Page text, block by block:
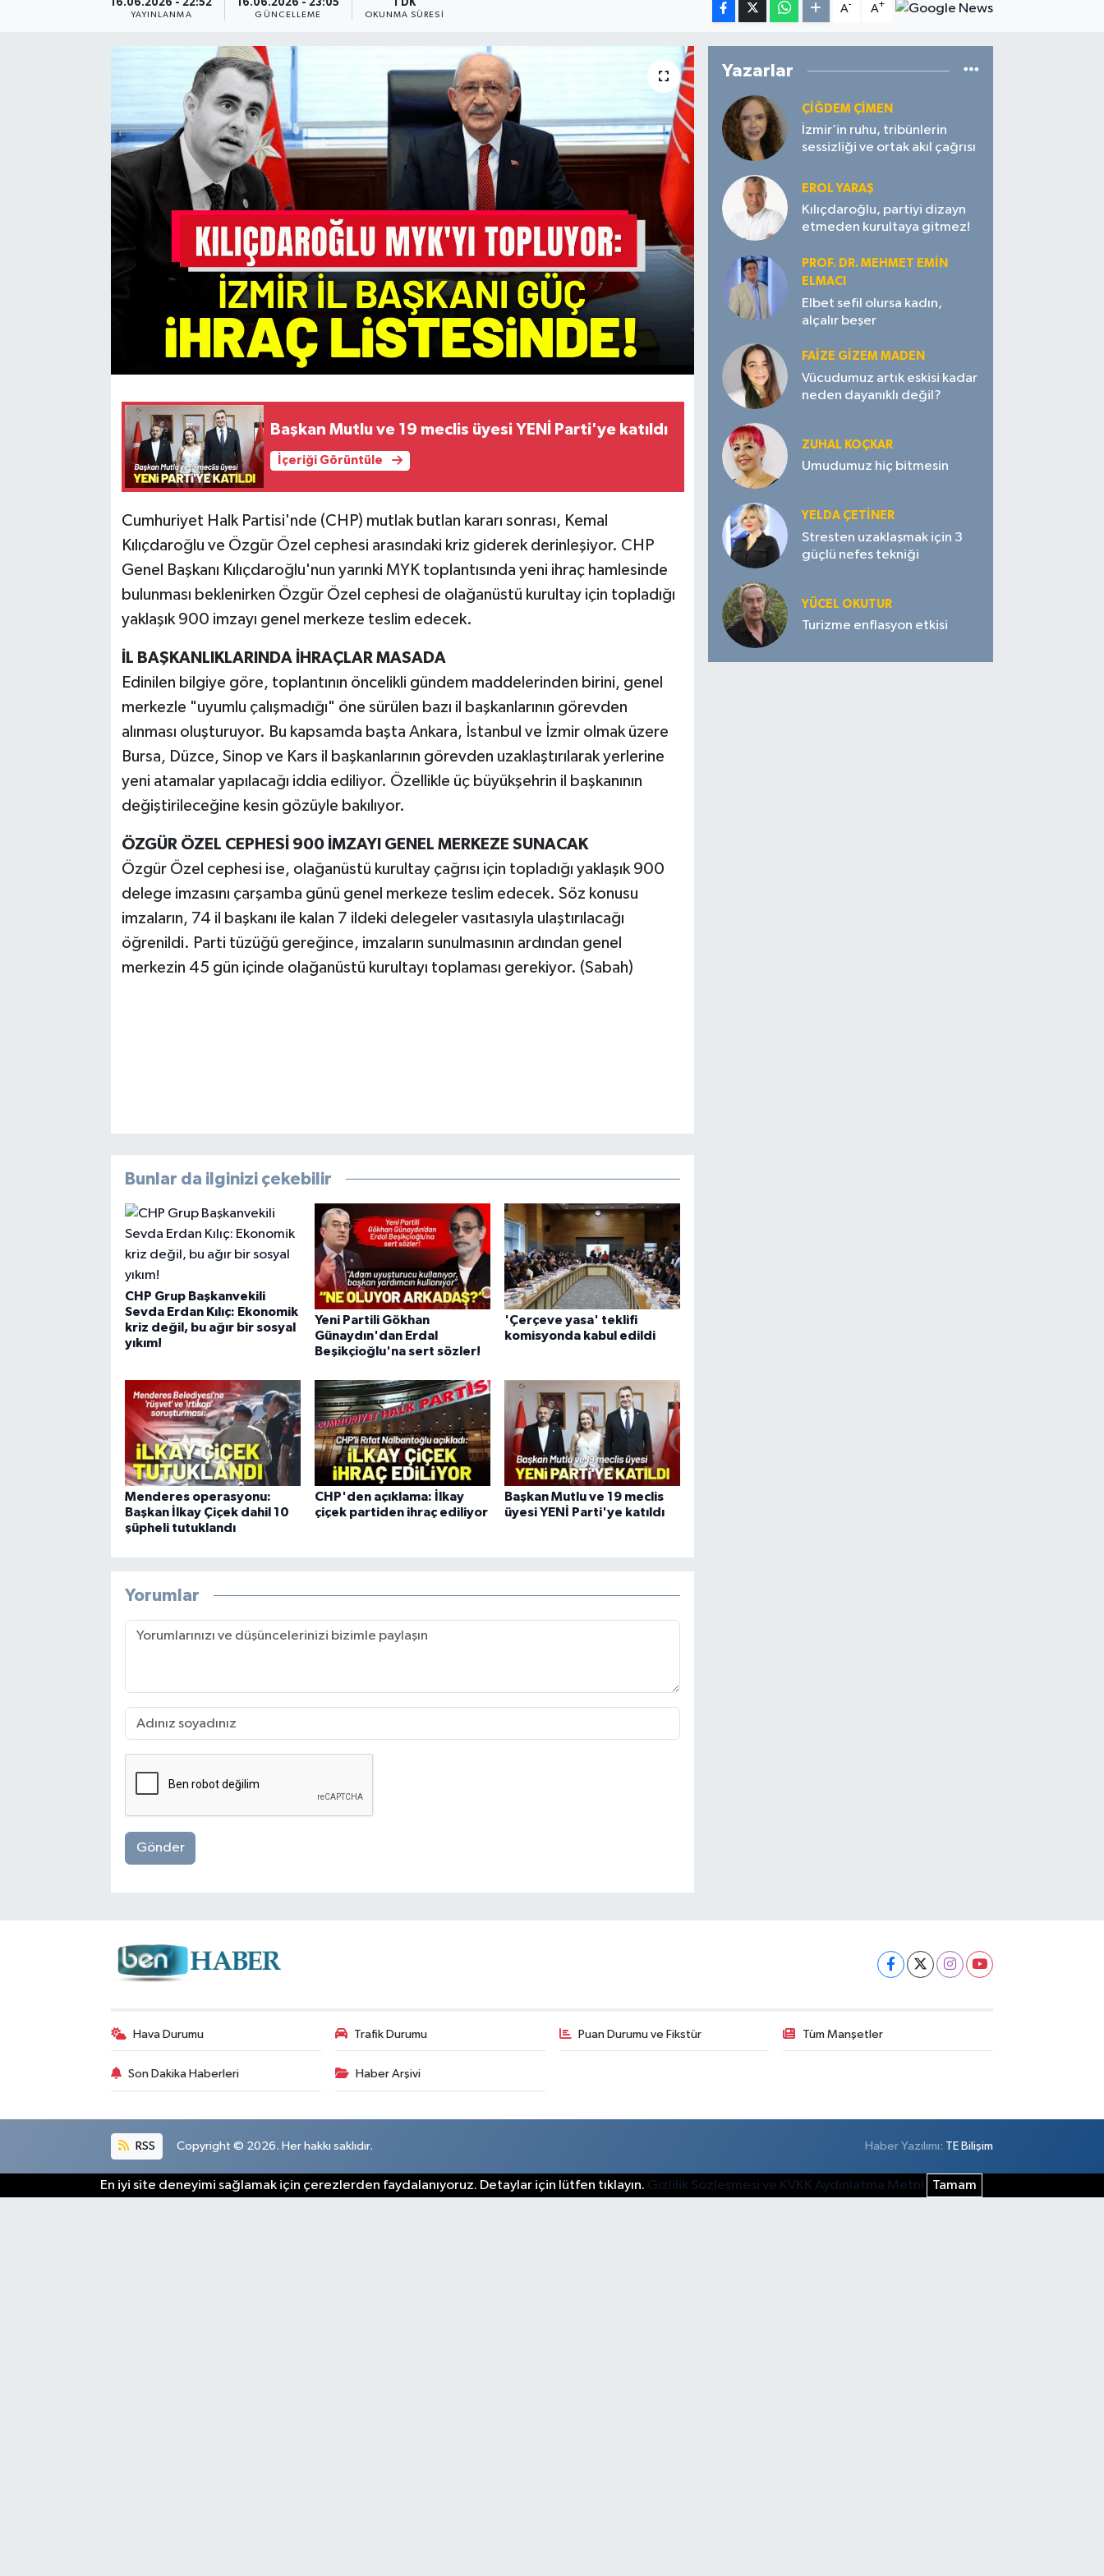
16.06.2026 - 22:52
YAYINLANMA
16.06.2026 - 23:05
GÜNCELLEME
1 DK
OKUNMA SÜRESI
A- A+
Başkan Mutlu ve 19 meclis üyesi YENİ Parti'ye katıldı
İçeriği Görüntüle
Cumhuriyet Halk Partisi'nde (CHP) mutlak butlan kararı sonrası, Kemal
Kılıçdaroğlu ve Özgür Özel cephesi arasındaki kriz giderek derinleşiyor. CHP
Genel Başkanı Kılıçdaroğlu'nun yarınki MYK toplantısında yeni ihraç hamlesinde
bulunması beklenirken Özgür Özel cephesi de olağanüstü kurultay için topladığı
yaklaşık 900 imzayı genel merkeze teslim edecek.
İL BAŞKANLIKLARINDA İHRAÇLAR MASADA
Edinilen bilgiye göre, toplantının öncelikli gündem maddelerinden birini, genel
merkezle "uyumlu çalışmadığı" öne sürülen bazı il başkanlarının görevden
alınması oluşturuyor. Bu kapsamda başta Ankara, İstanbul ve İzmir olmak üzere
Bursa, Düzce, Sinop ve Kars il başkanlarının görevden uzaklaştırılarak yerlerine
yeni atamalar yapılacağı iddia ediliyor. Özellikle üç büyükşehrin il başkanının
değiştirileceğine kesin gözüyle bakılıyor.
ÖZGÜR ÖZEL CEPHESİ 900 İMZAYI GENEL MERKEZE SUNACAK
Özgür Özel cephesi ise, olağanüstü kurultay çağrısı için topladığı yaklaşık 900
delege imzasını çarşamba günü genel merkeze teslim edecek. Söz konusu
imzaların, 74 il başkanı ile kalan 7 ildeki delegeler vasıtasıyla ulaştırılacağı
öğrenildi. Parti tüzüğü gereğince, imzaların sunulmasının ardından genel
merkezin 45 gün içinde olağanüstü kurultayı toplaması gerekiyor. (Sabah)
Bunlar da ilginizi çekebilir
CHP Grup Başkanvekili
Sevda Erdan Kılıç: Ekonomik
kriz değil, bu ağır bir sosyal
yıkım!
Yeni Partili Gökhan
Günaydın'dan Erdal
Beşikçioğlu'na sert sözler!
'Çerçeve yasa' teklifi
komisyonda kabul edildi
Menderes operasyonu:
Başkan İlkay Çiçek dahil 10
şüpheli tutuklandı
CHP'den açıklama: İlkay
çiçek partiden ihraç ediliyor
Başkan Mutlu ve 19 meclis
üyesi YENİ Parti'ye katıldı
Yorumlar
Gönder
Yazarlar
ÇIĞDEM ÇIMEN
İzmir’in ruhu, tribünlerin
sessizliği ve ortak akıl çağrısı
EROL YARAŞ
Kılıçdaroğlu, partiyi dizayn
etmeden kurultaya gitmez!
PROF. DR. MEHMET EMIN
ELMACI
Elbet sefil olursa kadın,
alçalır beşer
FAIZE GIZEM MADEN
Vücudumuz artık eskisi kadar
neden dayanıklı değil?
ZUHAL KOÇKAR
Umudumuz hiç bitmesin
YELDA ÇETİNER
Stresten uzaklaşmak için 3
güçlü nefes tekniği
YÜCEL OKUTUR
Turizme enflasyon etkisi
Hava Durumu Trafik Durumu Puan Durumu ve Fikstür Tüm Manşetler
Son Dakika Haberleri Haber Arşivi
RSS Copyright © 2026. Her hakkı saklıdır. Haber Yazılımı: TE Bilişim
En iyi site deneyimi sağlamak için çerezlerden faydalanıyoruz. Detaylar için lütfen tıklayın. Gizlilik Sözleşmesi ve KVKK Aydınlatma Metni Tamam